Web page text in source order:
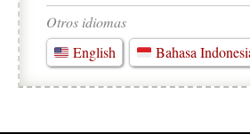
Otros idiomas
English
Bahasa